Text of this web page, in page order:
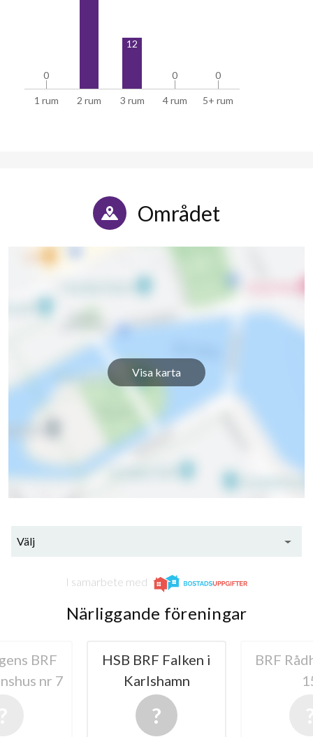
1 rum 2 rum 3 rum 4 rum 5+ rum
0
0
12
0
0 0
0
Området
Visa karta
Välj
I samarbete med
Närliggande föreningar
BRF
nr 7
HSB BRF Falken i
Karlshamn
BRF